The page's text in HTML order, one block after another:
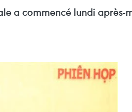
a commencé lundi